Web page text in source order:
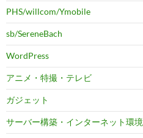
PHS/willcom/Ymobile
sb/SereneBach
WordPress
アニメ・特撮・テレビ
ガジェット
サーバー構築・インターネット環境